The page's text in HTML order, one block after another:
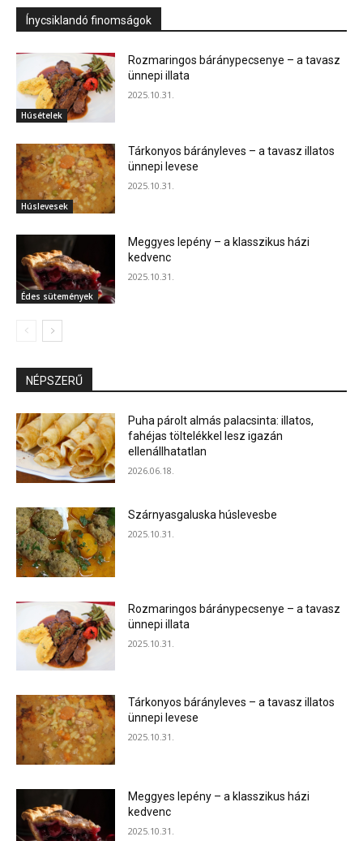
Ínycsiklandó finomságok
Húsételek
Rozmaringos báránypecsenye – a tavasz
ünnepi illata
2025.10.31.
Húslevesek
Tárkonyos bárányleves – a tavasz illatos
ünnepi levese
2025.10.31.
Édes sütemények
Meggyes lepény – a klasszikus házi
kedvenc
2025.10.31.
NÉPSZERŰ
Puha párolt almás palacsinta: illatos,
fahéjas töltelékkel lesz igazán
ellenállhatatlan
2026.06.18.
Szárnyasgaluska húslevesbe
2025.10.31.
Rozmaringos báránypecsenye – a tavasz
ünnepi illata
2025.10.31.
Tárkonyos bárányleves – a tavasz illatos
ünnepi levese
2025.10.31.
Meggyes lepény – a klasszikus házi
kedvenc
2025.10.31.